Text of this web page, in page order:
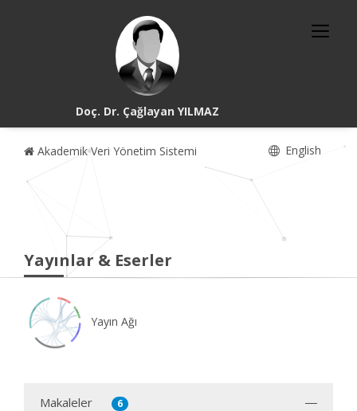
Doç. Dr. Çağlayan YILMAZ
Akademik Veri Yönetim Sistemi English
Yayınlar & Eserler
Yayın Ağı
Makaleler 6